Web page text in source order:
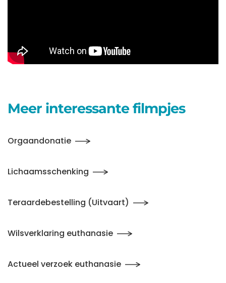
Meer interessante filmpjes
Orgaandonatie
Lichaamsschenking
Teraardebestelling (Uitvaart)
Wilsverklaring euthanasie
Actueel verzoek euthanasie